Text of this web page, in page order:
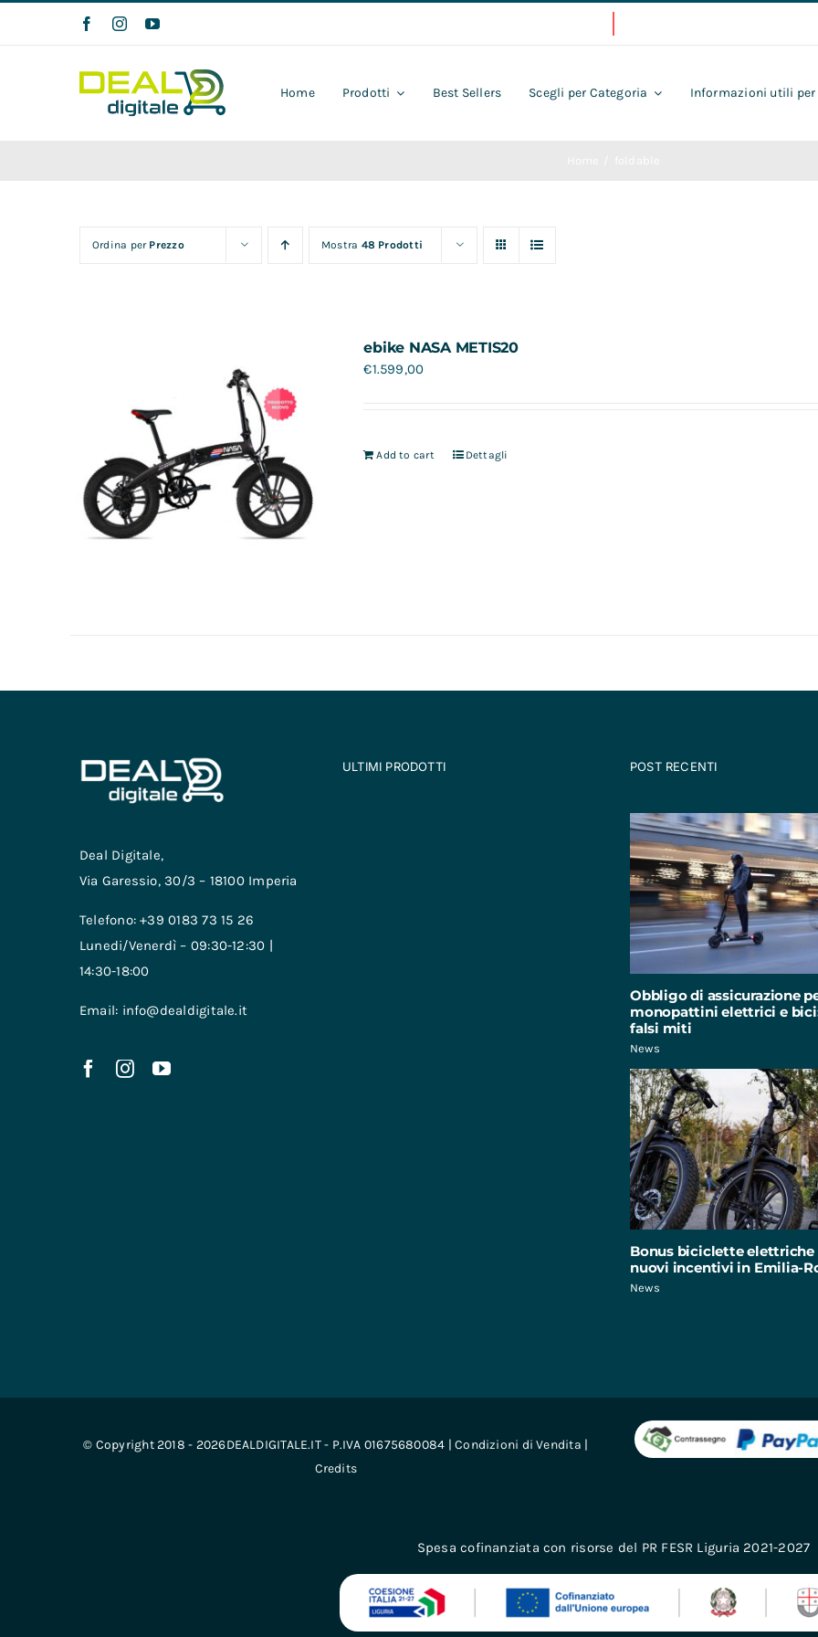
Home Prodotti Best Sellers Scegli per Categoria Informazioni utili per
Ordina per Prezzo Mostra 48 Prodotti
ebike NASA METIS20
€1.599,00
Add to cart Dettagli
Deal Digitale,
Via Garessio, 30/3 – 18100 Imperia
Telefono: +39 0183 73 15 26
Lunedi/Venerdì – 09:30-12:30 |
14:30-18:00
Email: info@dealdigitale.it
ULTIMI PRODOTTI POST RECENTI
Obbligo di assicurazione
monopattini elettrici e
falsi miti
News
Bonus biciclette elettriche
nuovi incentivi in Emilia-
News
© Copyright 2018 - 2026DEALDIGITALE.IT - P.IVA 01675680084 |Condizioni di Vendita |
Credits
Spesa cofinanziata con risorse del PR FESR Liguria 2021-2027